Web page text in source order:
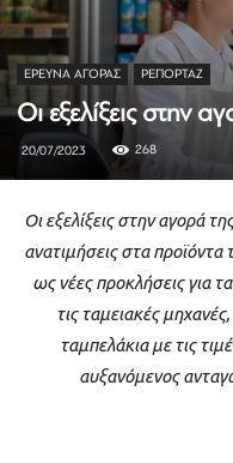
ΕΡΕΥΝΑ ΑΓΟΡΑΣ ΡΕΠΟΡΤΆΖ
Οι εξελίξεις στην
20/07/2023 268
Οι εξελίξεις στην αγορά
ανατιμήσεις στα προϊόντα
ως νέες προκλήσεις για
τις ταμειακές
ταμπελάκια με τις
αυξανόμενος